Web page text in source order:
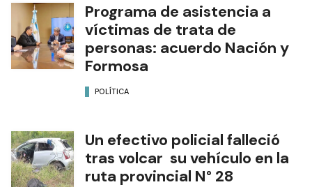
Programa de asistencia a
víctimas de trata de
personas: acuerdo Nación y
Formosa
POLÍTICA
Un efectivo policial falleció
tras volcar su vehículo en la
ruta provincial N° 28